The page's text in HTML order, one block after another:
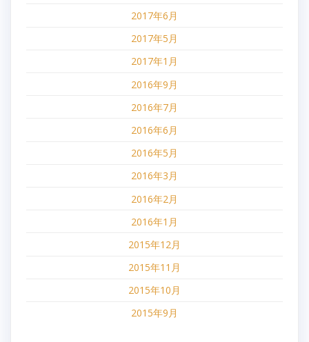
2017年6月
2017年5月
2017年1月
2016年9月
2016年7月
2016年6月
2016年5月
2016年3月
2016年2月
2016年1月
2015年12月
2015年11月
2015年10月
2015年9月